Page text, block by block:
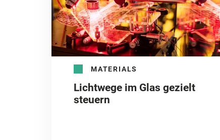
MATERIALS
Lichtwege im Glas gezielt
steuern